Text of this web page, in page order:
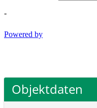
Objektdaten